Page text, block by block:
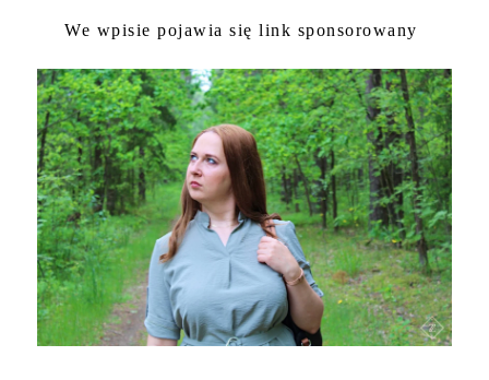
We wpisie pojawia się link sponsorowany